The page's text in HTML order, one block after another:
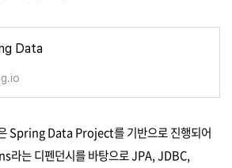
Data
Data Project를 기반으로 진행되어
는 디펜던시를 바탕으로 JPA, JDBC,